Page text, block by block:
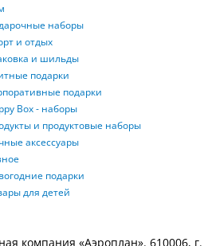
наборы
и отдых
и шильды
подарки
подарки
Box - наборы
и продуктовые наборы
аксессуары
подарки
для детей
компания «Аэроплан». 610006,